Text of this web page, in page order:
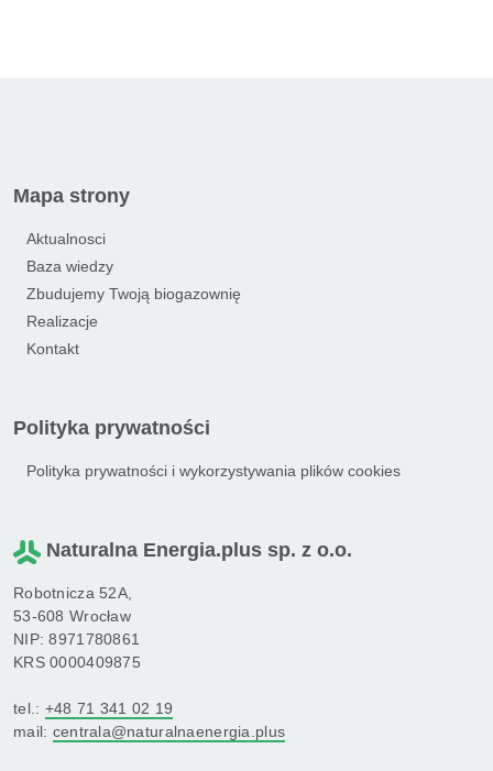
Naturalna Energia.plus sp. z o.o.
Robotnicza 52A,
53-608 Wrocław
NIP: 8971780861
KRS 0000409875
tel.: +48 71 341 02 19
mail: centrala@naturalnaenergia.plus
Mapa strony
Aktualnosci
Baza wiedzy
Zbudujemy Twoją biogazownię
Realizacje
Kontakt
Polityka prywatności
Polityka prywatności i wykorzystywania plików cookies